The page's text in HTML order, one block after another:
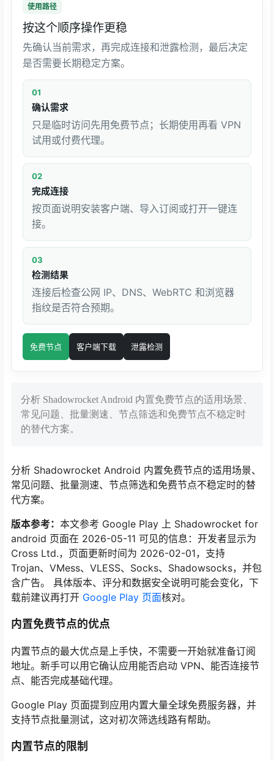
使用路径
按这个顺序操作更稳
先确认当前需求，再完成连接和泄露检测，最后决定
是否需要长期稳定方案。
01
确认需求
只是临时访问先用免费节点；长期使用再看 VPN
试用或付费代理。
02
完成连接
按页面说明安装客户端、导入订阅或打开一键连
接。
03
检测结果
连接后检查公网 IP、DNS、WebRTC 和浏览器
指纹是否符合预期。
免费节点 客户端下载 泄露检测
分析 Shadowrocket Android 内置免费节点的适用场景、
常见问题、批量测速、节点筛选和免费节点不稳定时
的替代方案。
分析 Shadowrocket Android 内置免费节点的适用场景、
常见问题、批量测速、节点筛选和免费节点不稳定时的替
代方案。
版本参考： 本文参考 Google Play 上 Shadowrocket for
android 页面在 2026-05-11 可见的信息：开发者显示为
Cross Ltd.，页面更新时间为 2026-02-01，支持
Trojan、VMess、VLESS、Socks、Shadowsocks，并包
含广告。 具体版本、评分和数据安全说明可能会变化，下
载前建议再打开 Google Play 页面核对。
内置免费节点的优点
内置节点的最大优点是上手快，不需要一开始就准备订阅
地址。新手可以用它确认应用能否启动 VPN、能否连接节
点、能否完成基础代理。
Google Play 页面提到应用内置大量全球免费服务器，并
支持节点批量测试，这对初次筛选线路有帮助。
内置节点的限制